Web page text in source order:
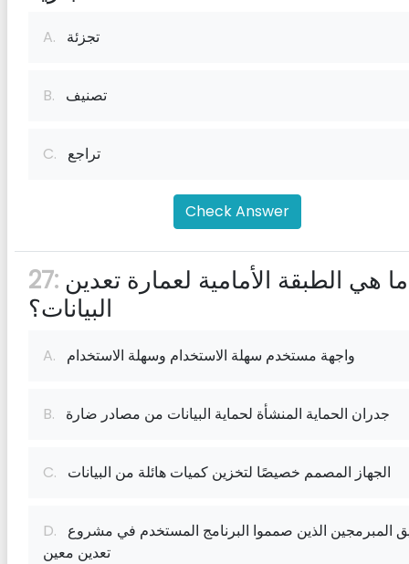
A. تجزئة
B. تصنيف
C. تراجع
Check Answer
27:
البيانات؟
A. واجهة مستخدم سهلة الاستخدام وسهلة الاستخدام
B. جدران الحماية المنشأة لحماية البيانات من مصادر ضارة
C. الجهاز المصمم خصيصًا لتخزين كميات هائلة من البيانات
D.
تعدين معين